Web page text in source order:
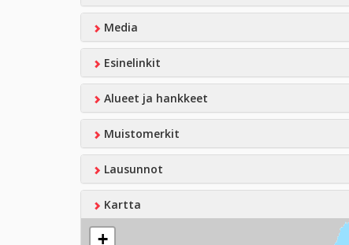
Media
Esinelinkit
Alueet ja hankkeet
Muistomerkit
Lausunnot
Kartta
+